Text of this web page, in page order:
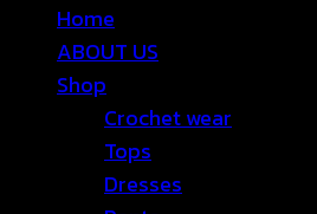
Home
ABOUT US
Shop
Crochet wear
Tops
Dresses